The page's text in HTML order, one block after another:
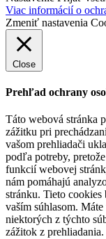
Viac informácií o
Zmeniť nastavenia
Close
Prehľad ochrany
Táto webová stránka
zážitku pri
vašom prehliadači
podľa potreby,
funkcií webovej
nám pomáhajú
stránku. Tieto cookies
vaším súhlasom. Máte
niektorých z týchto
zážitok z prehliadania.